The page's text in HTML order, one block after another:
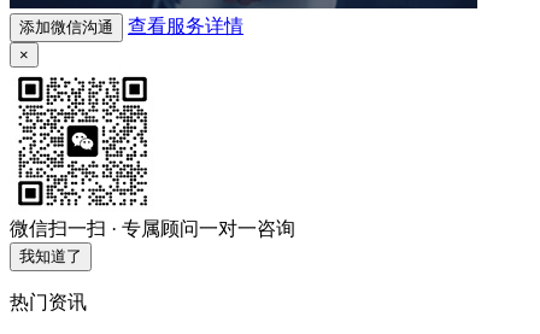
添加微信沟通 查看服务详情
×
微信扫一扫 · 专属顾问一对一咨询
我知道了
热门资讯